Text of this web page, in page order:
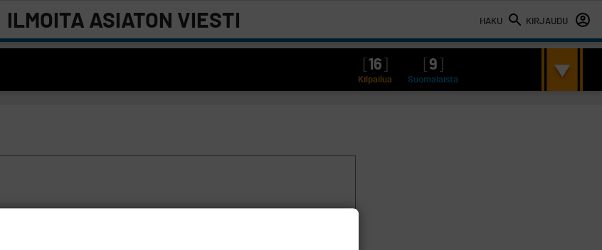
HAKU KIRJAUDU
ILMOITA ASIATON VIESTI
16 9
Kilpailua Suomalaista